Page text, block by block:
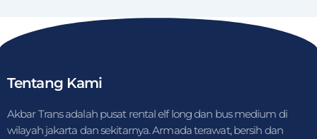
Tentang Kami
Akbar Trans adalah pusat rental elf long dan bus medium di
wilayah jakarta dan sekitarnya. Armada terawat, bersih dan